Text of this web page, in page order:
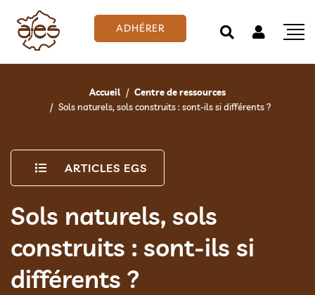
ADHÉRER
Accueil
Centre de ressources
Sols naturels, sols construits : sont-ils si différents ?
ARTICLES EGS
Sols naturels, sols
construits : sont-ils si
différents ?